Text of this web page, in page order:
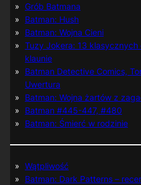
Grób Batmana
Batman: Hush
Batman: Wojna Cieni
Tuzy Jokera: 13
klaunie
Batman Detective Comics,
Uwertura
Batman: Wojna żartów z
Batman #445-447, #480
Batman: Śmierć w rodzinie
Wątpliwość
Batman: Dark Patterns –